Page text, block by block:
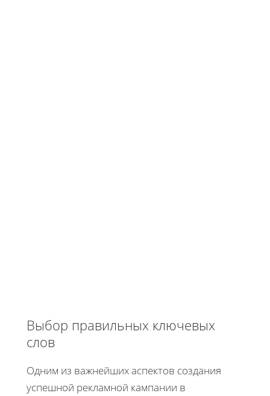
Выбор правильных ключевых
слов
Одним из важнейших аспектов создания
успешной рекламной кампании в